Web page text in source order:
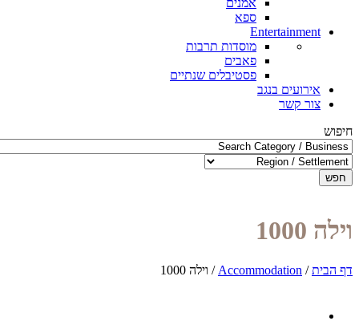
אמנים
ספא
Entertainment
מוסדות תרבות
פאבים
פסטיבלים שנתיים
אירועים בנגב
צור קשר
חיפוש
חפש
וילה 1000
דף הבית/
Accommodation
/ וילה 1000